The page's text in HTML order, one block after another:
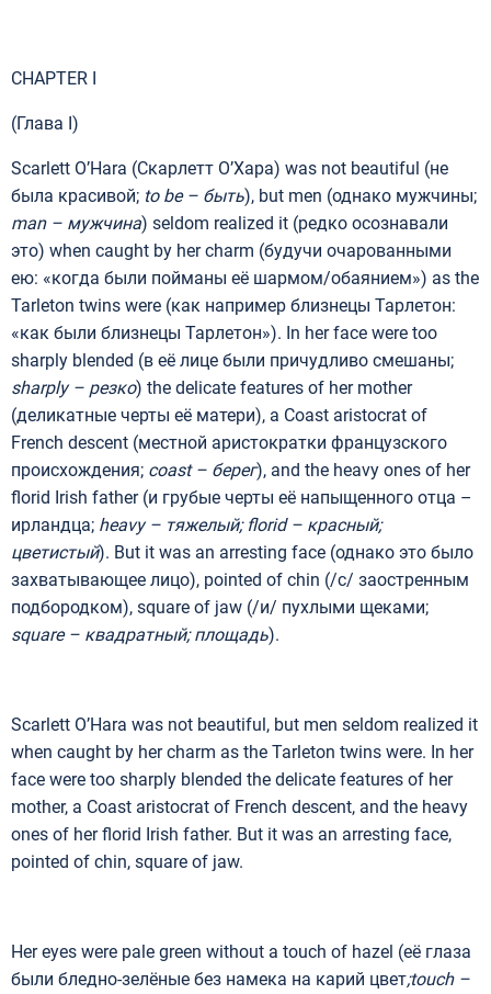
CHAPTER I
(Глава I)
Scarlett O’Hara (Скарлетт О’Хара) was not beautiful (не
была красивой; to be– быть), but men (однако мужчины;
man– мужчина) seldom realized it (редко осознавали
это) when caught by her charm (будучи очарованными
ею: «когда были пойманы её шармом/обаянием») as the
Tarleton twins were (как например близнецы Тарлетон:
«как были близнецы Тарлетон»). In her face were too
sharply blended (в её лице были причудливо смешаны;
sharply– резко) the delicate features of her mother
(деликатные черты её матери), a Coast aristocrat of
French descent (местной аристократки французского
происхождения; coast– берег), and the heavy ones of her
florid Irish father (и грубые черты её напыщенного отца –
ирландца; heavy– тяжелый; florid– красный;
цветистый). But it was an arresting face (однако это было
захватывающее лицо), pointed of chin (/с/ заостренным
подбородком), square of jaw (/и/ пухлыми щеками;
square– квадратный;площадь).
Scarlett O’Hara was not beautiful, but men seldom realized it
when caught by her charm as the Tarleton twins were. In her
face were too sharply blended the delicate features of her
mother, a Coast aristocrat of French descent, and the heavy
ones of her florid Irish father. But it was an arresting face,
pointed of chin, square of jaw.
Her eyes were pale green without a touch of hazel (её глаза
были бледно-зелёные без намека на карий цвет;touch–